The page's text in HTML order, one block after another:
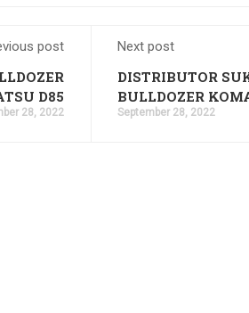
post
D85
28, 2022
Next post
DISTRIBUTOR
BULLDOZER
September 28, 2022